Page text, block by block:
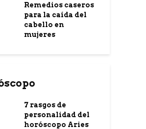
Remedios caseros
para la caída del
cabello en
mujeres
7 rasgos de
personalidad del
horóscopo Aries